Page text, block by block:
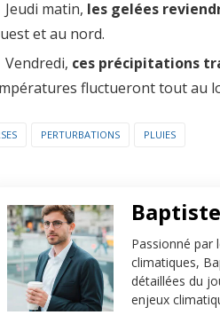
Jeudi matin, les gelées
et au nord.
Vendredi, ces précipitations
fluctueront tout au
PERTURBATIONS PLUIES
Passionné par
climatiques,
détaillées du
enjeux